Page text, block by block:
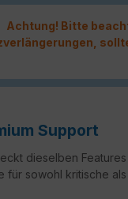
Achtung! Bitte
Support
dieselben
für sowohl kritische